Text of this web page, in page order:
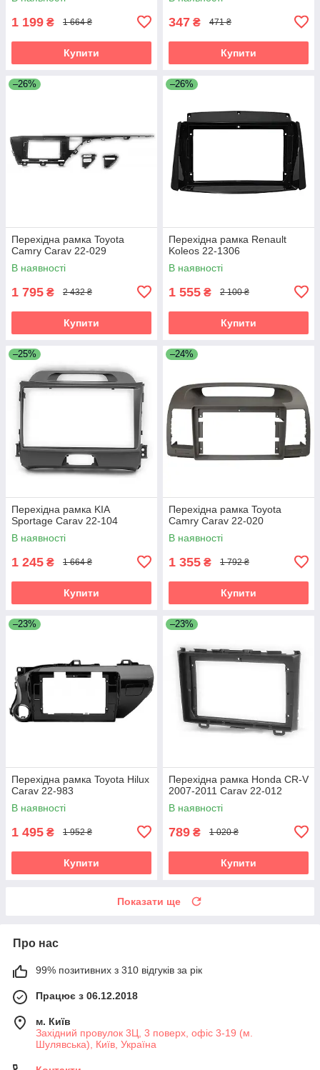
1 199 ₴ 1 664 ₴
Купити
347 ₴ 471 ₴
Купити
–26%
Перехідна рамка Toyota
Camry Carav 22-029
В наявності
1 795 ₴ 2 432 ₴
Купити
–26%
Перехідна рамка Renault
Koleos 22-1306
В наявності
1 555 ₴ 2 100 ₴
Купити
–25%
Перехідна рамка KIA
Sportage Carav 22-104
В наявності
1 245 ₴ 1 664 ₴
Купити
–24%
Перехідна рамка Toyota
Camry Carav 22-020
В наявності
1 355 ₴ 1 792 ₴
Купити
–23%
Перехідна рамка Toyota Hilux
Carav 22-983
В наявності
1 495 ₴ 1 952 ₴
Купити
–23%
Перехідна рамка Honda CR-V
2007-2011 Carav 22-012
В наявності
789 ₴ 1 020 ₴
Купити
Показати ще
Про нас
99% позитивних з 310 відгуків за рік
Працює з 06.12.2018
м. Київ
Західний провулок 3Ц, 3 поверх, офіс 3-19 (м.
Шулявська), Київ, Україна